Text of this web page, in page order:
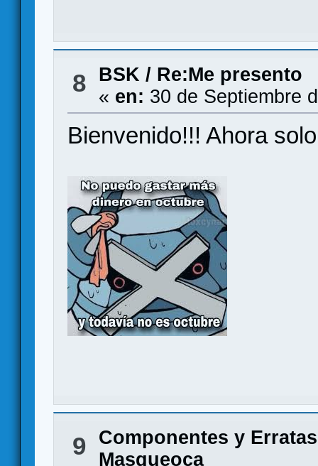
8 BSK / Re:Me presento
« en: 30 de Septiembre
Bienvenido!!! Ahora
9 Componentes y Erratas
Masqueoca